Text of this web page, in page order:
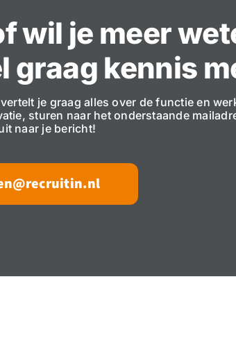
wil je meer
graag kennis
je graag alles over de functie en
sturen naar het onderstaande
naar je bericht!